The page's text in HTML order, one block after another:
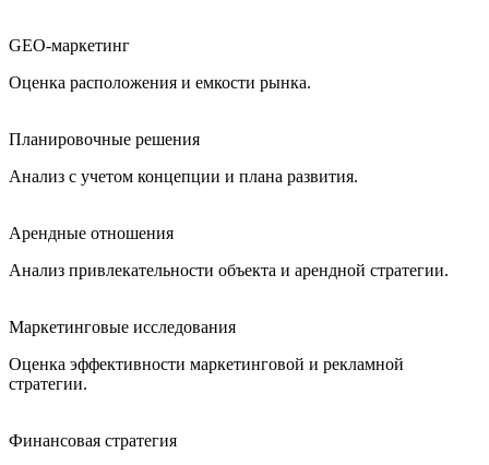
GEO-маркетинг
Оценка расположения и емкости рынка.
Планировочные решения
Анализ с учетом концепции и плана развития.
Арендные отношения
Анализ привлекательности объекта и арендной стратегии.
Маркетинговые исследования
Оценка эффективности маркетинговой и рекламной
стратегии.
Финансовая стратегия